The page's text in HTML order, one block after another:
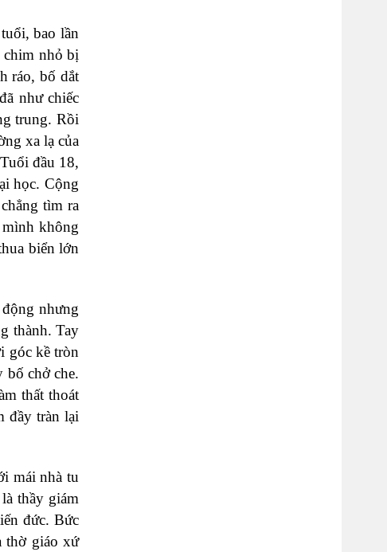
bao lần
chim nhỏ bị
ráo, bố dắt
như chiếc
trung. Rồi
xa lạ của
đầu 18,
học. Cộng
tìm ra
không
biển lớn
nhưng
thành. Tay
góc kề tròn
bố chở che.
thất thoát
đầy tràn lại
mái nhà tu
thầy giám
đức. Bức
thờ giáo xứ